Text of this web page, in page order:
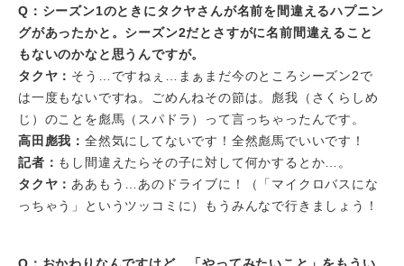
Q：シーズン1のときにタクヤさんが名前を間違えるハプニン
グがあったかと。シーズン2だとさすがに名前間違えること
もないのかなと思うんですが。
タクヤ： そう…ですねぇ…まぁまだ今のところシーズン2で
は一度もないですね。ごめんねその節は。彪我（さくらしめ
じ）のことを彪馬（スパドラ）って言っちゃったんです。
高田彪我： 全然気にしてないです！全然彪馬でいいです！
記者： もし間違えたらその子に対して何かするとか…。
タクヤ： ああもう…あのドライブに！（「マイクロバスにな
っちゃう」というツッコミに）もうみんなで行きましょう！
Q：おかわりなんですけど、「やってみたいこと」をもうい